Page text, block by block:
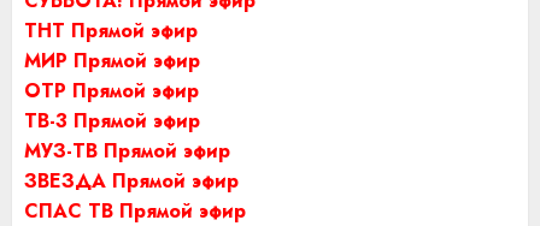
ТНТ Прямой эфир
МИР Прямой эфир
ОТР Прямой эфир
ТВ-3 Прямой эфир
МУЗ-ТВ Прямой эфир
ЗВЕЗДА Прямой эфир
СПАС ТВ Прямой эфир